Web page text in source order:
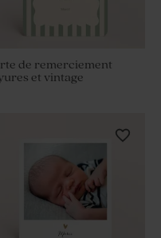
de remerciement
et vintage